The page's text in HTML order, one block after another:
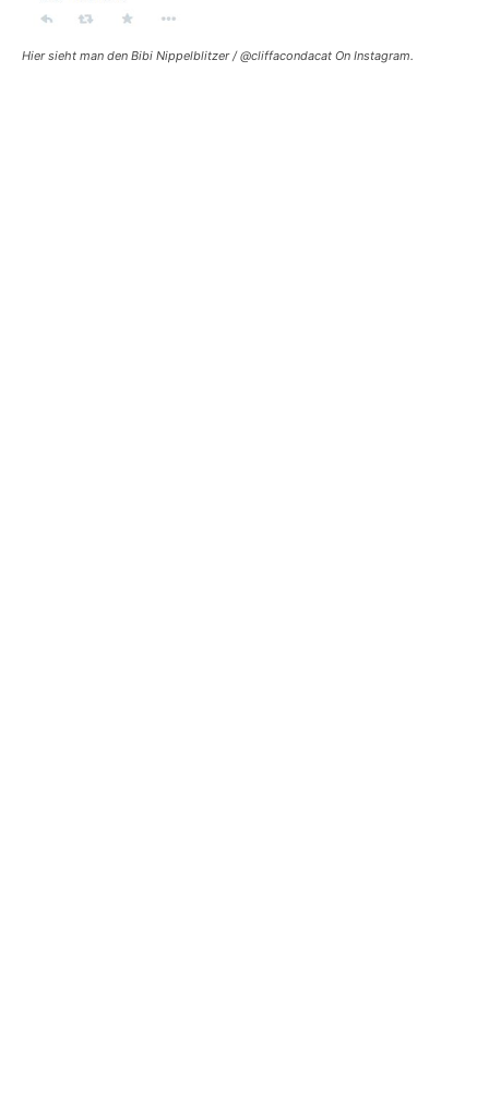
Hier sieht man den Bibi Nippelblitzer / @cliffacondacat On Instagram.